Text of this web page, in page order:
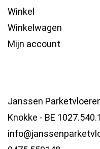
Winkel
Winkelwagen
Mijn account
Janssen
Knokke - BE